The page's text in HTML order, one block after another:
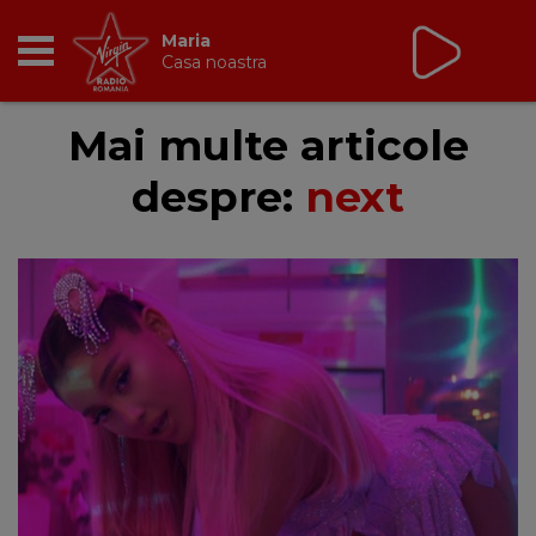
RADIO
BREAKFAST
TIC TALK
CÂȘTIGĂ
HOT 30
DANCEFLOOR CHART
RADIO ACADEMY
Maria
Casa noastra
Mai multe articole
despre: next